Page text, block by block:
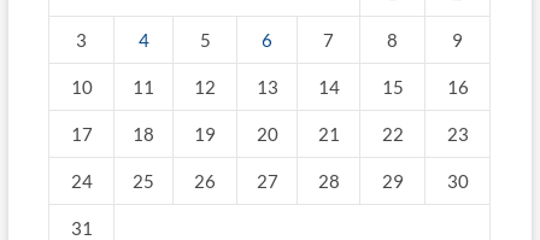
3 4 5 6 7 8 9
10 11 12 13 14 15 16
17 18 19 20 21 22 23
24 25 26 27 28 29 30
31